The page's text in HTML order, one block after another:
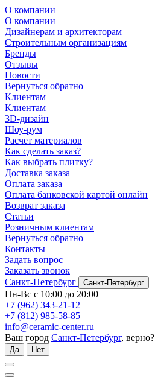
О компании
О компании
Дизайнерам и архитекторам
Строительным организациям
Бренды
Отзывы
Новости
Вернуться обратно
Клиентам
Клиентам
3D-дизайн
Шоу-рум
Расчет материалов
Как сделать заказ?
Как выбрать плитку?
Доставка заказа
Оплата заказа
Оплата банковской картой онлайн
Возврат заказа
Статьи
Розничным клиентам
Вернуться обратно
Контакты
Задать вопрос
Заказать звонок
Санкт-Петербург
Санкт-Петербург
Пн-Вс с 10:00 до 20:00
+7 (962) 343-21-12
+7 (812) 985-58-85
info@ceramic-center.ru
Ваш город Санкт-Петербург, верно?
Да Нет